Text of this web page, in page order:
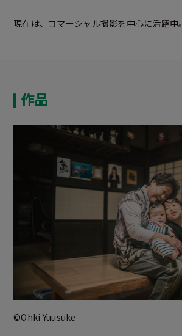
現在は、コマーシャル撮影を中心に活躍中。
作品
©Ohki Yuusuke